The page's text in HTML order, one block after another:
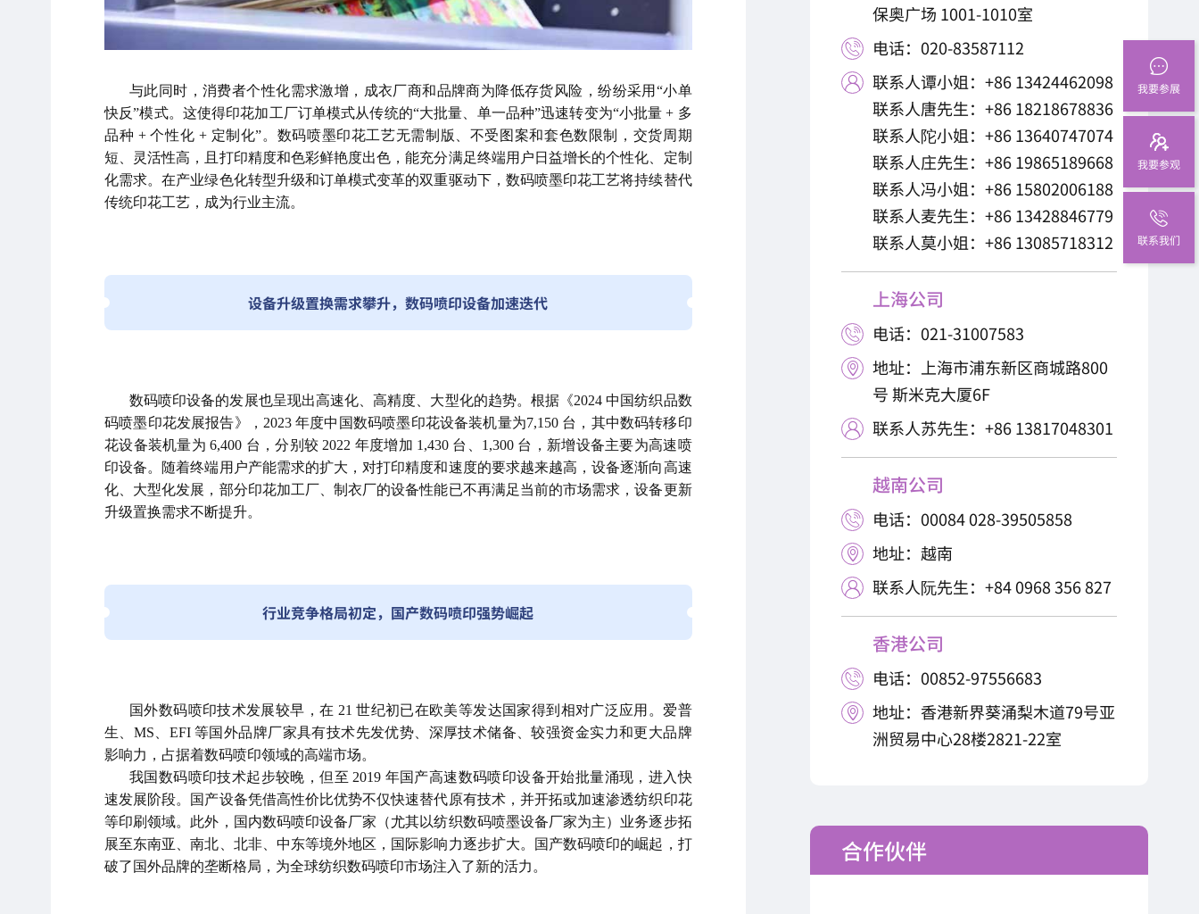
与此同时，消费者个性化需求激增，成衣厂商和品牌商为降低存货风险，纷纷采用“小单
快反”模式。这使得印花加工厂订单模式从传统的“大批量、单一品种”迅速转变为“小批量 + 多
品种 + 个性化 + 定制化”。数码喷墨印花工艺无需制版、不受图案和套色数限制，交货周期
短、灵活性高，且打印精度和色彩鲜艳度出色，能充分满足终端用户日益增长的个性化、定制
化需求。在产业绿色化转型升级和订单模式变革的双重驱动下，数码喷墨印花工艺将持续替代
传统印花工艺，成为行业主流。
设备升级置换需求攀升，数码喷印设备加速迭代
数码喷印设备的发展也呈现出高速化、高精度、大型化的趋势。根据《2024 中国纺织品数
码喷墨印花发展报告》，2023 年度中国数码喷墨印花设备装机量为7,150 台，其中数码转移印
花设备装机量为 6,400 台，分别较 2022 年度增加 1,430 台、1,300 台，新增设备主要为高速喷
印设备。随着终端用户产能需求的扩大，对打印精度和速度的要求越来越高，设备逐渐向高速
化、大型化发展，部分印花加工厂、制衣厂的设备性能已不再满足当前的市场需求，设备更新
升级置换需求不断提升。
行业竞争格局初定，国产数码喷印强势崛起
国外数码喷印技术发展较早，在 21 世纪初已在欧美等发达国家得到相对广泛应用。爱普
生、MS、EFI 等国外品牌厂家具有技术先发优势、深厚技术储备、较强资金实力和更大品牌
影响力，占据着数码喷印领域的高端市场。
我国数码喷印技术起步较晚，但至 2019 年国产高速数码喷印设备开始批量涌现，进入快
速发展阶段。国产设备凭借高性价比优势不仅快速替代原有技术，并开拓或加速渗透纺织印花
等印刷领域。此外，国内数码喷印设备厂家（尤其以纺织数码喷墨设备厂家为主）业务逐步拓
展至东南亚、南北、北非、中东等境外地区，国际影响力逐步扩大。国产数码喷印的崛起，打
破了国外品牌的垄断格局，为全球纺织数码喷印市场注入了新的活力。
保奥广场 1001-1010室
 电话：020-83587112
 联系人谭小姐：+86 13424462098
联系人唐先生：+86 18218678836
联系人陀小姐：+86 13640747074
联系人庄先生：+86 19865189668
联系人冯小姐：+86 15802006188
联系人麦先生：+86 13428846779
联系人莫小姐：+86 13085718312
上海公司
 电话：021-31007583
 地址：上海市浦东新区商城路800
号 斯米克大厦6F
 联系人苏先生：+86 13817048301
越南公司
 电话：00084 028-39505858
 地址：越南
 联系人阮先生：+84 0968 356 827
香港公司
 电话：00852-97556683
 地址：香港新界葵涌梨木道79号亚
洲贸易中心28楼2821-22室
合作伙伴
我要参展
我要参观
联系我们